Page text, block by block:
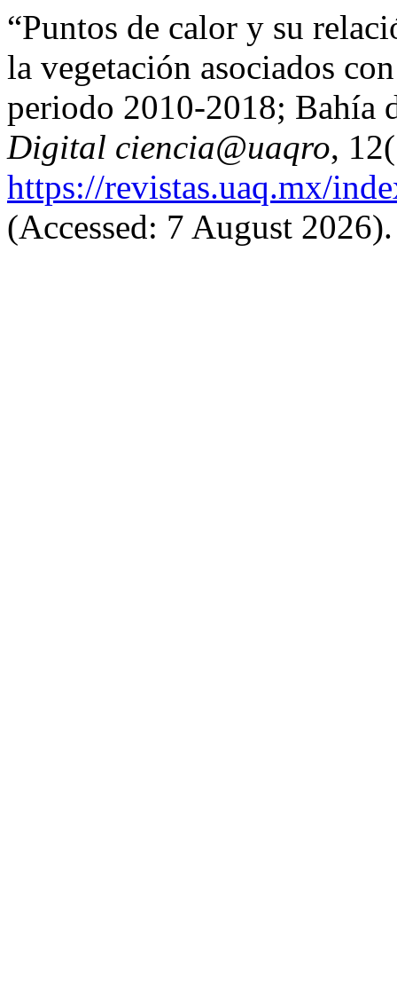
“Puntos de calor y su
la vegetación asociados
periodo 2010-2018; Bahía
Digital ciencia@uaqro,
https://revistas.uaq.mx/
(Accessed: 7 August 2026).